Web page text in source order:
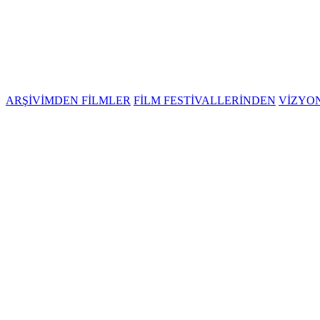
ARŞİVİMDEN FİLMLER FİLM FESTİVALLERİNDEN